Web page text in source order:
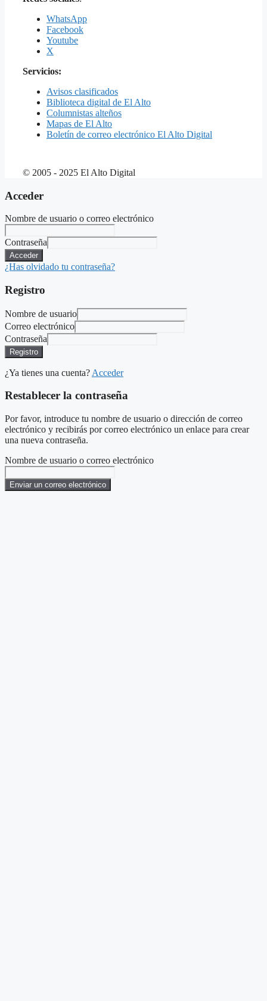
WhatsApp
Facebook
Youtube
X
Servicios:
Avisos clasificados
Biblioteca digital de El Alto
Columnistas alteños
Mapas de El Alto
Boletín de correo electrónico El Alto Digital
© 2005 - 2025 El Alto Digital
Acceder
Nombre de usuario o correo electrónico
Contraseña
Acceder
¿Has olvidado tu contraseña?
Registro
Nombre de usuario
Correo electrónico
Contraseña
Registro
¿Ya tienes una cuenta? Acceder
Restablecer la contraseña
Por favor, introduce tu nombre de usuario o dirección de correo
electrónico y recibirás por correo electrónico un enlace para crear
una nueva contraseña.
Nombre de usuario o correo electrónico
Enviar un correo electrónico